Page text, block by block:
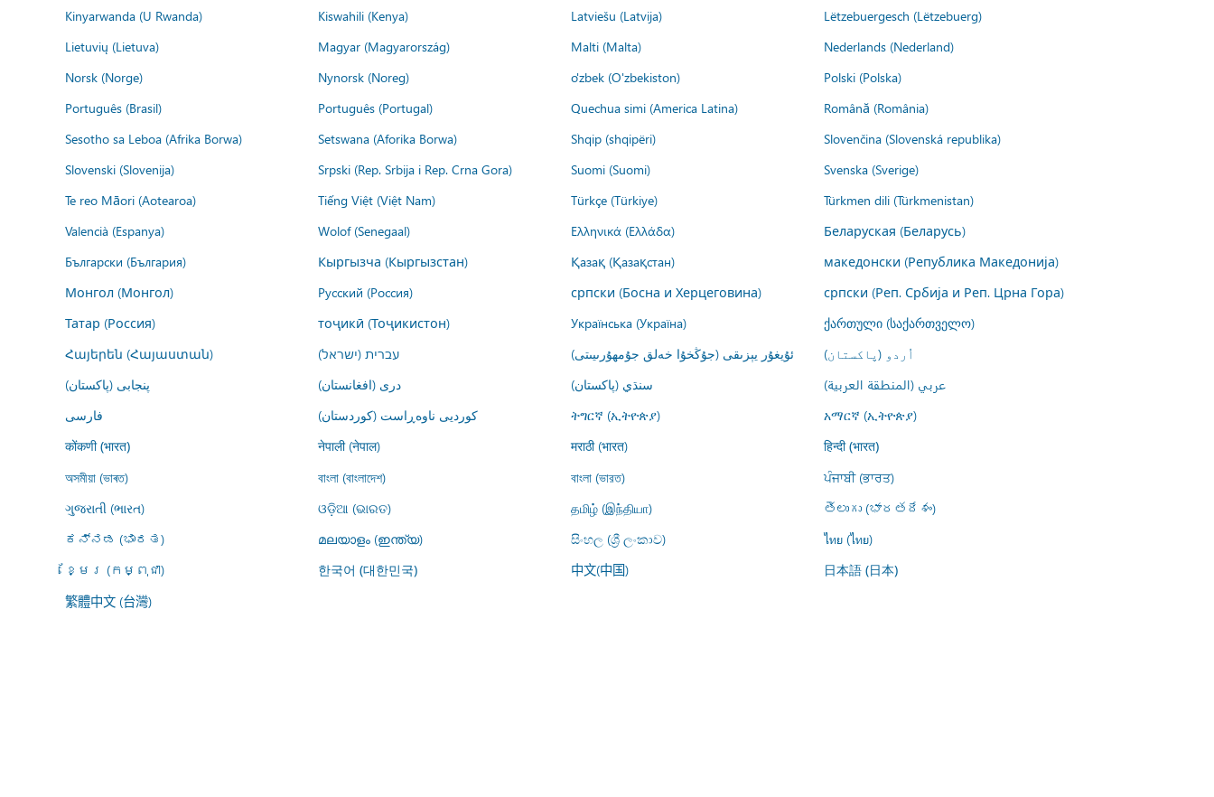
Kinyarwanda (U Rwanda)
Kiswahili (Kenya) Latviešu (Latvija)
Lëtzebuergesch (Lëtzebuerg)
Lietuvių (Lietuva)
Magyar (Magyarország) Malti (Malta)
Nederlands (Nederland)
Norsk (Norge)
Nynorsk (Noreg) o'zbek (O'zbekiston)
Polski (Polska)
Português (Brasil)
Português (Portugal) Quechua simi (America Latina)
Română (România)
Sesotho sa Leboa (Afrika Borwa)
Setswana (Aforika Borwa) Shqip (shqipëri)
Slovenčina (Slovenská republika)
Slovenski (Slovenija)
Srpski (Rep. Srbija i Rep. Crna Gora) Suomi (Suomi)
Svenska (Sverige)
Te reo Māori (Aotearoa)
Tiếng Việt (Việt Nam) Türkçe (Türkiye)
Türkmen dili (Türkmenistan)
Valencià (Espanya)
Wolof (Senegaal) Ελληνικά (Ελλάδα)
Беларуская (Беларусь)
Български (България)
Кыргызча (Кыргызстан) Қазақ (Қазақстан)
македонски (Република Македонија)
Монгол (Монгол)
Русский (Россия) српски (Босна и Херцеговина)
српски (Реп. Србија и Реп. Црна Гора)
Татар (Россия)
тоҷикӣ (Тоҷикистон) Українська (Україна)
ქართული (საქართველო)
Հայերեն (Հայաստան)
עברית (ישראל) ئۇيغۇر يېزىقى (جۇڭخۇا خەلق جۇمھۇرىيىتى)
اُردو (پاکستان)
پنجابی (پاکستان)
درى (افغانستان) سنڌي (پاکستان)
عربي (المنطقة العربية)
فارسى
کوردیی ناوەڕاست (کوردستان) ትግርኛ (ኢትዮጵያ) አማርኛ (ኢትዮጵያ)
कोंकणी (भारत) नेपाली (नेपाल) मराठी (भारत) हिन्दी (भारत)
অসমীয়া (ভাৰত) বাংলা (বাংলাদেশ) বাংলা (ভারত)
ਪੰਜਾਬੀ (ਭਾਰਤ)
ગુજરાતી (ભારત)
ଓଡ଼ିଆ (ଭାରତ) தமிழ் (இந்தியா)
తెలుగు (భారతదేశం)
ಕನ್ನಡ (ಭಾರತ)
മലയാളം (ഇന്ത്യ) සිංහල (ශ්‍රී ලංකාව)
ไทย (ไทย)
ខ្មែរ (កម្ពុជា)
한국어 (대한민국) 中文(中国) 日本語 (日本)
繁體中文 (台灣)